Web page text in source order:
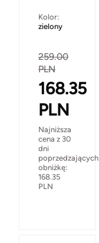
Kolor:
zielony
259.00
PLN
168.35
PLN
Najniższa
cena z 30
dni
poprzedzających
obniżkę:
168.35
PLN